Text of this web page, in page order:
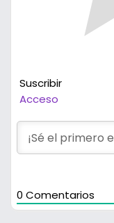
Suscribir
Acceso
0 Comentarios